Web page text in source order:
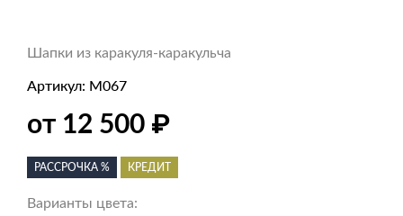
Шапки из каракуля-каракульча
Артикул: M067
от 12 500 ₽
РАССРОЧКА % КРЕДИТ
Варианты цвета: